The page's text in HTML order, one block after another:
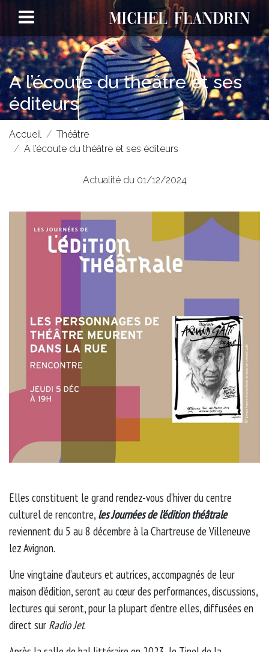
A l’écoute du théâtre et ses
éditeurs
Accueil
Théâtre
A l’écoute du théâtre et ses éditeurs
Actualité du 01/12/2024
Elles constituent le grand rendez-vous d’hiver du centre
culturel de rencontre, les Journées de l’édition théâtrale
reviennent du 5 au 8 décembre à la Chartreuse de Villeneuve
lez Avignon.
Une vingtaine d’auteurs et autrices, accompagnés de leur
maison d’édition, seront au cœur des performances, discussions,
lectures qui seront, pour la plupart d’entre elles, diffusées en
direct sur Radio Jet.